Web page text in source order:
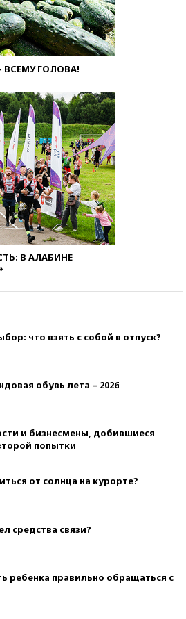
ВСЕМУ ГОЛОВА!
В АЛАБИНЕ
что взять с собой в отпуск?
обувь лета – 2026
и бизнесмены, добившиеся
попытки
от солнца на курорте?
средства связи?
ребенка правильно обращаться с